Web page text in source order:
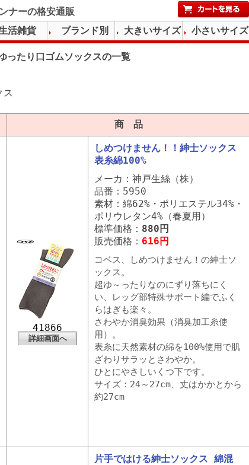
ナーの格安通販
ったり口ゴムソックスの一覧
ス
商 品
41866
詳細画面へ
しめつけません！！紳士ソックス
表糸綿100%
メーカ：神戸生絲（株）
品番：5950
素材：綿62%・ポリエステル34%・
ポリウレタン4%（春夏用）
標準価格： 880円
販売価格： 616円
コベス、しめつけません！の紳士ソ
ックス。
超ゆ～ったりなのにずり落ちにく
い、レッグ部特殊サポート編でふく
らはぎも楽々。
さわやか消臭効果（消臭加工糸使
用）。
表糸に天然素材の綿を100%使用で肌
ざわりサラッとさわやか。
ひとにやさしいくつ下です。
サイズ：24～27cm、丈はかかとから
約27cm
片手ではける紳士ソックス 綿混
活雑貨 ブランド別 大きいサイズ 小さいサイズ